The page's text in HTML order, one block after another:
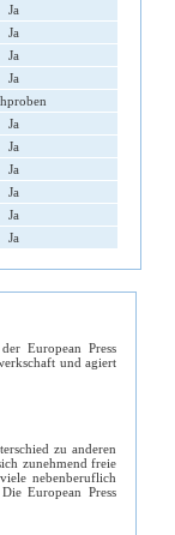
Ja
Ja
Ja
Ja
Ja
Ja
Ja
Ja
Ja
Ja
European Press
und agiert
zu anderen
zunehmend freie
nebenberuflich
European Press